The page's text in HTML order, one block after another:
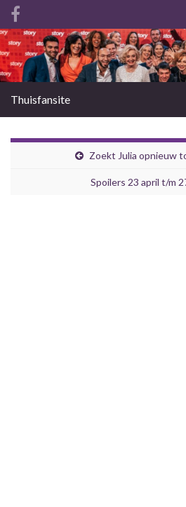
Search for:
Thuisfansite
Zoekt Julia opnieuw
Spoilers 23 april t/m